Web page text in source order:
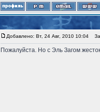
Добавлено: Вт, 24 Авг, 2010 10:04
Пожалуйста. Но с Эль Загом